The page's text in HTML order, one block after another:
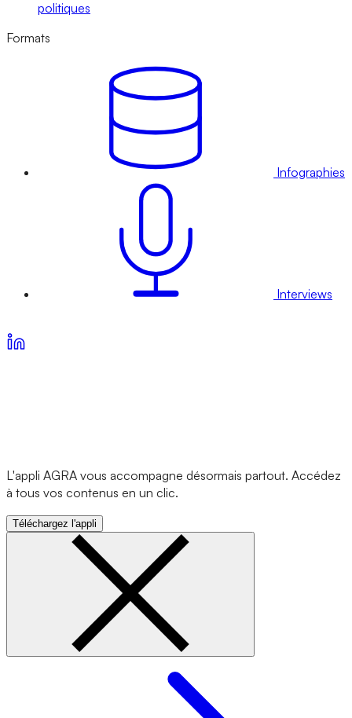
politiques
Formats
Infographies
Interviews
L'appli AGRA vous accompagne désormais partout. Accédez
à tous vos contenus en un clic.
Téléchargez l'appli